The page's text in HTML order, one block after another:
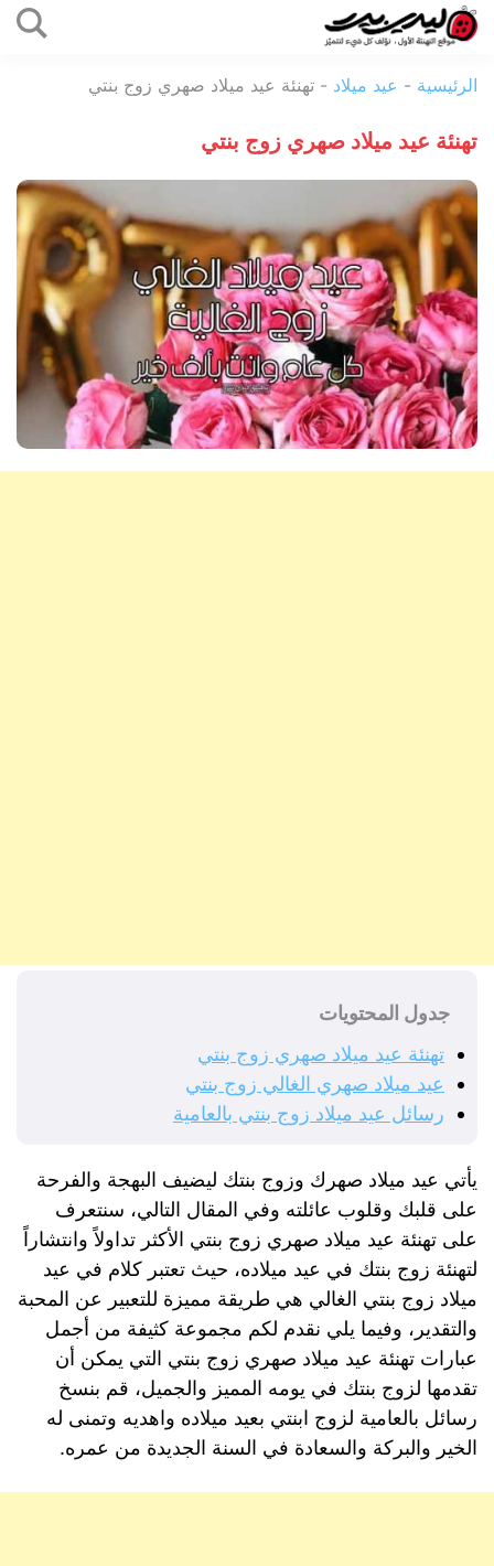
المحتوى
بيرد
الرئيسية - عيد ميلاد - تهنئة عيد ميلاد صهري زوج بنتي
تهنئة عيد ميلاد صهري زوج بنتي
جدول المحتويات
تهنئة عيد ميلاد صهري زوج بنتي
عيد ميلاد صهري الغالي زوج بنتي
رسائل عيد ميلاد زوج بنتي بالعامية
يأتي عيد ميلاد صهرك وزوج بنتك ليضيف البهجة والفرحة
على قلبك وقلوب عائلته وفي المقال التالي، سنتعرف
على تهنئة عيد ميلاد صهري زوج بنتي الأكثر تداولاً وانتشاراً
لتهنئة زوج بنتك في عيد ميلاده، حيث تعتبر كلام في عيد
ميلاد زوج بنتي الغالي هي طريقة مميزة للتعبير عن المحبة
والتقدير، وفيما يلي نقدم لكم مجموعة كثيفة من أجمل
عبارات تهنئة عيد ميلاد صهري زوج بنتي التي يمكن أن
تقدمها لزوج بنتك في يومه المميز والجميل، قم بنسخ
رسائل بالعامية لزوج ابنتي بعيد ميلاده واهديه وتمنى له
الخير والبركة والسعادة في السنة الجديدة من عمره.